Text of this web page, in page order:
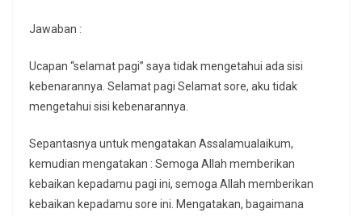
Jawaban :
Ucapan “selamat pagi” saya tidak mengetahui ada sisi
kebenarannya. Selamat pagi Selamat sore, aku tidak
mengetahui sisi kebenarannya.
Sepantasnya untuk mengatakan Assalamualaikum,
kemudian mengatakan : Semoga Allah memberikan
kebaikan kepadamu pagi ini, semoga Allah memberikan
kebaikan kepadamu sore ini. Mengatakan, bagaimana